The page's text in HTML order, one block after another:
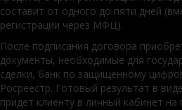
составит от одного до пяти дней
регистрации через МФЦ).
После подписания договора
документы, необходимые для
сделки, банк по защищенному
Росреестр. Готовый результат в
придет клиенту в личный кабинет